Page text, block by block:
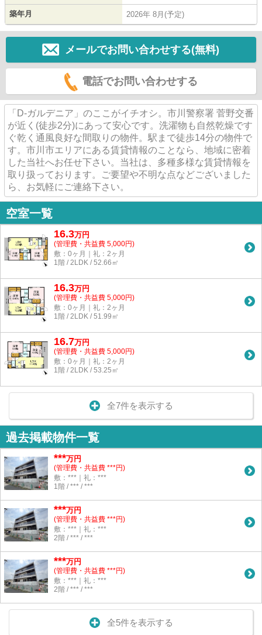
築年月 2026年 8月(予定)
メールでお問い合わせする(無料)
電話でお問い合わせする
「D-ガルデニア」のここがイチオシ。市川警察署 菅野交番
が近く(徒歩2分)にあって安心です。洗濯物も自然乾燥です
ぐ乾く通風良好な間取りの物件。駅まで徒歩14分の物件で
す。市川市エリアにある賃貸情報のことなら、地域に密着
した当社へお任せ下さい。当社は、多種多様な賃貸情報を
取り扱っております。ご要望や不明な点などございました
ら、お気軽にご連絡下さい。
空室一覧
16.3万円
(管理費・共益費 5,000円)
敷：0ヶ月｜礼：2ヶ月
1階 / 2LDK / 52.66㎡
16.3万円
(管理費・共益費 5,000円)
敷：0ヶ月｜礼：2ヶ月
1階 / 2LDK / 51.99㎡
16.7万円
(管理費・共益費 5,000円)
敷：0ヶ月｜礼：2ヶ月
1階 / 2LDK / 53.25㎡
全7件を表示する
過去掲載物件一覧
***万円
(管理費・共益費 ***円)
敷：***｜礼：***
1階 / *** / ***
***万円
(管理費・共益費 ***円)
敷：***｜礼：***
2階 / *** / ***
***万円
(管理費・共益費 ***円)
敷：***｜礼：***
2階 / *** / ***
全5件を表示する